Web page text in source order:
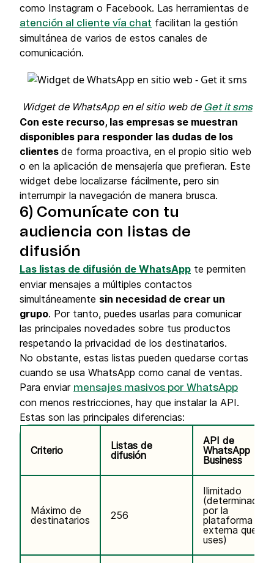
como Instagram o Facebook. Las herramientas de
atención al cliente vía chat facilitan la gestión
simultánea de varios de estos canales de
comunicación.
Widget de WhatsApp en el sitio web de Get it sms
Con este recurso, las empresas se muestran
disponibles para responder las dudas de los
clientes de forma proactiva, en el propio sitio web
o en la aplicación de mensajería que prefieran. Este
widget debe localizarse fácilmente, pero sin
interrumpir la navegación de manera brusca.
6) Comunícate con tu
audiencia con listas de
difusión
Las listas de difusión de WhatsApp te permiten
enviar mensajes a múltiples contactos
simultáneamente sin necesidad de crear un
grupo. Por tanto, puedes usarlas para comunicar
las principales novedades sobre tus productos
respetando la privacidad de los destinatarios.
No obstante, estas listas pueden quedarse cortas
cuando se usa WhatsApp como canal de ventas.
Para enviar mensajes masivos por WhatsApp
con menos restricciones, hay que instalar la API.
Estas son las principales diferencias:
Criterio
Listas de
difusión
API de
WhatsApp
Business
Máximo de
destinatarios
256
Ilimitado
(determinado
por la
plataforma
externa que
uses)